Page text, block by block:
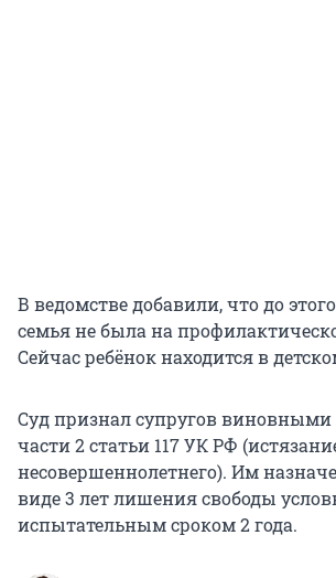
В ведомстве добавили, что до
семья не была на
Сейчас ребёнок находится в
Суд признал супругов виновными
части 2 статьи 117 УК РФ
несовершеннолетнего). Им
виде 3 лет лишения свободы
испытательным сроком 2 года.